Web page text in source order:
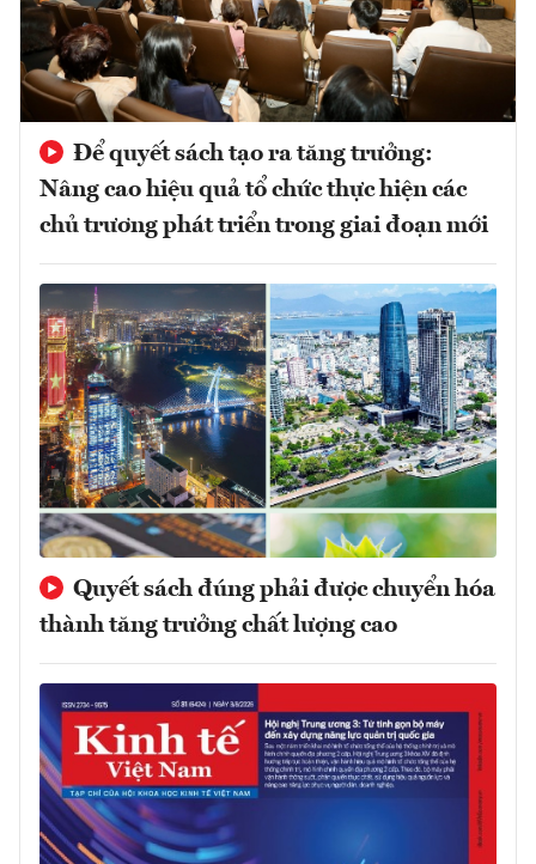
Để quyết sách tạo ra tăng trưởng:
Nâng cao hiệu quả tổ chức thực hiện các
chủ trương phát triển trong giai đoạn mới
Quyết sách đúng phải được chuyển hóa
thành tăng trưởng chất lượng cao